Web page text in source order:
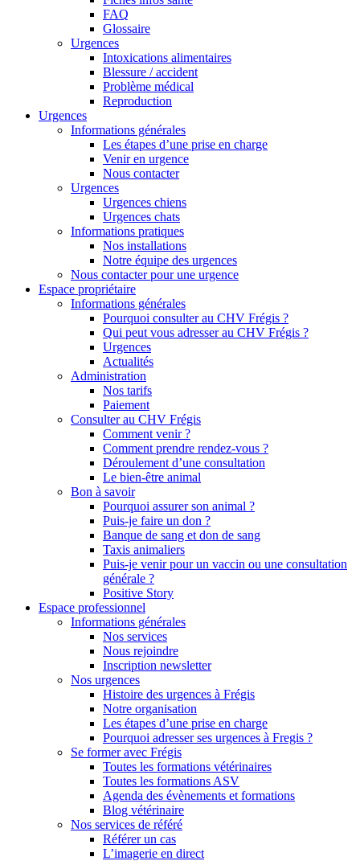
FAQ
Glossaire
Urgences
Intoxications alimentaires
Blessure / accident
Problème médical
Reproduction
Urgences
Informations générales
Les étapes d’une prise en charge
Venir en urgence
Nous contacter
Urgences
Urgences chiens
Urgences chats
Informations pratiques
Nos installations
Notre équipe des urgences
Nous contacter pour une urgence
Espace propriétaire
Informations générales
Pourquoi consulter au CHV Frégis ?
Qui peut vous adresser au CHV Frégis ?
Urgences
Actualités
Administration
Nos tarifs
Paiement
Consulter au CHV Frégis
Comment venir ?
Comment prendre rendez-vous ?
Déroulement d’une consultation
Le bien-être animal
Bon à savoir
Pourquoi assurer son animal ?
Puis-je faire un don ?
Banque de sang et don de sang
Taxis animaliers
Puis-je venir pour un vaccin ou une consultation
générale ?
Positive Story
Espace professionnel
Informations générales
Nos services
Nous rejoindre
Inscription newsletter
Nos urgences
Histoire des urgences à Frégis
Notre organisation
Les étapes d’une prise en charge
Pourquoi adresser ses urgences à Fregis ?
Se former avec Frégis
Toutes les formations vétérinaires
Toutes les formations ASV
Agenda des évènements et formations
Blog vétérinaire
Nos services de référé
Référer un cas
L’imagerie en direct